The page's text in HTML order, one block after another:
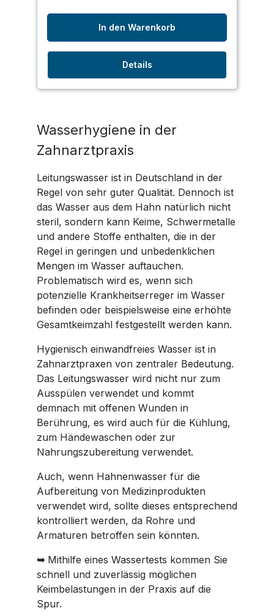
In den Warenkorb
Details
Wasserhygiene in der
Zahnarztpraxis
Leitungswasser ist in Deutschland in der
Regel von sehr guter Qualität. Dennoch ist
das Wasser aus dem Hahn natürlich nicht
steril, sondern kann Keime, Schwermetalle
und andere Stoffe enthalten, die in der
Regel in geringen und unbedenklichen
Mengen im Wasser auftauchen.
Problematisch wird es, wenn sich
potenzielle Krankheitserreger im Wasser
befinden oder beispielsweise eine erhöhte
Gesamtkeimzahl festgestellt werden kann.
Hygienisch einwandfreies Wasser ist in
Zahnarztpraxen von zentraler Bedeutung.
Das Leitungswasser wird nicht nur zum
Ausspülen verwendet und kommt
demnach mit offenen Wunden in
Berührung, es wird auch für die Kühlung,
zum Händewaschen oder zur
Nahrungszubereitung verwendet.
Auch, wenn Hahnenwasser für die
Aufbereitung von Medizinprodukten
verwendet wird, sollte dieses entsprechend
kontrolliert werden, da Rohre und
Armaturen betroffen sein könnten.
➥Mithilfe eines Wassertests kommen Sie
schnell und zuverlässig möglichen
Keimbelastungen in der Praxis auf die
Spur.